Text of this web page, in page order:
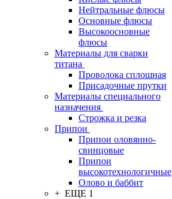
Нейтральные флюсы
Основные флюсы
Высокоосновные
флюсы
Материалы для сварки
титана
Проволока сплошная
Присадочные прутки
Материалы специального
назначения
Строжка и резка
Припои
Припои оловянно-
свинцовые
Припои
высокотехнологичные
Олово и баббит
+ ЕЩЕ 1